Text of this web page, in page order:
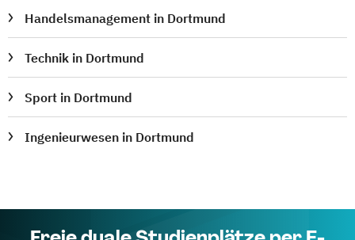
Handelsmanagement in Dortmund
Technik in Dortmund
Sport in Dortmund
Ingenieurwesen in Dortmund